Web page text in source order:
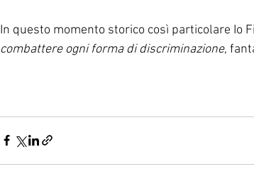
In questo momento storico così particolare Io
combattere ogni forma di discriminazione,